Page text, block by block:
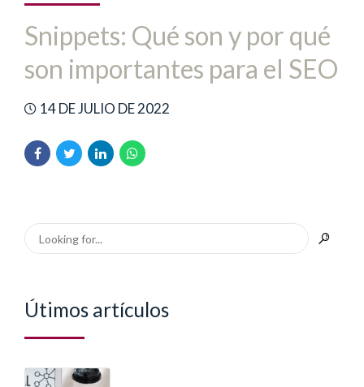
Snippets: Qué son y por qué
son importantes para el SEO
14 DE JULIO DE 2022
Útimos artículos